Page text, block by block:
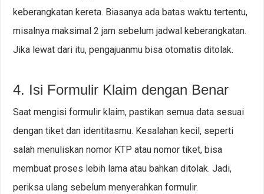
keberangkatan kereta. Biasanya ada batas waktu tertentu,
misalnya maksimal 2 jam sebelum jadwal keberangkatan.
Jika lewat dari itu, pengajuanmu bisa otomatis ditolak.
4. Isi Formulir Klaim dengan Benar
Saat mengisi formulir klaim, pastikan semua data sesuai
dengan tiket dan identitasmu. Kesalahan kecil, seperti
salah menuliskan nomor KTP atau nomor tiket, bisa
membuat proses lebih lama atau bahkan ditolak. Jadi,
periksa ulang sebelum menyerahkan formulir.